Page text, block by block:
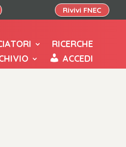
Rivivi FNEC
RICERCHE
ACCEDI